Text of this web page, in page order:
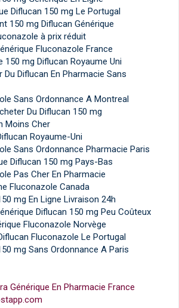
Diflucan 150 mg Le Portugal
150 mg Diflucan Générique
à prix réduit
Fluconazole France
150 mg Diflucan Royaume Uni
Du Diflucan En Pharmacie Sans
Sans Ordonnance A Montreal
Du Diflucan 150 mg
Moins Cher
Royaume-Uni
Sans Ordonnance Pharmacie Paris
Diflucan 150 mg Pays-Bas
Pas Cher En Pharmacie
Fluconazole Canada
mg En Ligne Livraison 24h
Diflucan 150 mg Peu Coûteux
Fluconazole Norvège
Fluconazole Le Portugal
mg Sans Ordonnance A Paris
Générique En Pharmacie France